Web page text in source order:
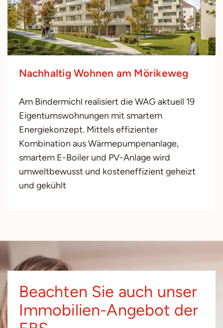
Nachhaltig Wohnen am Mörikeweg
Am Bindermichl realisiert die WAG aktuell 19
Eigentumswohnungen mit smartem
Energiekonzept. Mittels effizienter
Kombination aus Wärmepumpenanlage,
smartem E-Boiler und PV-Anlage wird
umweltbewusst und kosteneffizient geheizt
und gekühlt
Beachten Sie auch unser
Immobilien-Angebot der